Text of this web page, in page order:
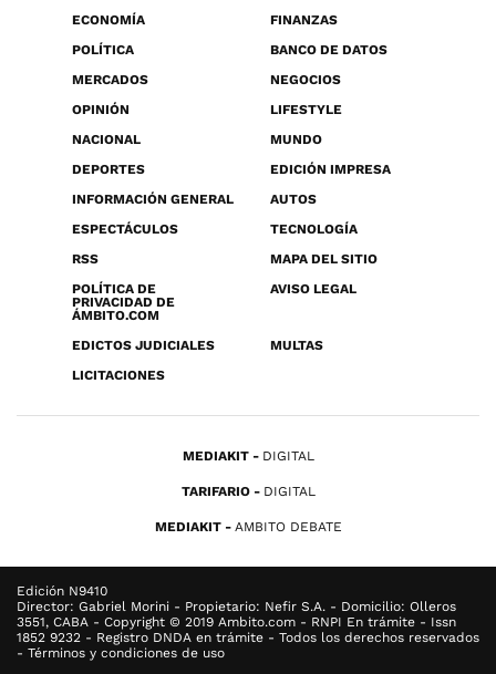
ECONOMÍA
FINANZAS
POLÍTICA
BANCO DE DATOS
MERCADOS
NEGOCIOS
OPINIÓN
LIFESTYLE
NACIONAL
MUNDO
DEPORTES
EDICIÓN IMPRESA
INFORMACIÓN GENERAL
AUTOS
ESPECTÁCULOS
TECNOLOGÍA
RSS
MAPA DEL SITIO
POLÍTICA DE
PRIVACIDAD DE
ÁMBITO.COM
AVISO LEGAL
EDICTOS JUDICIALES
MULTAS
LICITACIONES
MEDIAKIT DIGITAL
TARIFARIO DIGITAL
MEDIAKIT AMBITO DEBATE
Edición N9410
Director: Gabriel Morini - Propietario: Nefir S.A. - Domicilio: Olleros
3551, CABA - Copyright © 2019 Ambito.com - RNPI En trámite - Issn
1852 9232 - Registro DNDA en trámite - Todos los derechos reservados
- Términos y condiciones de uso